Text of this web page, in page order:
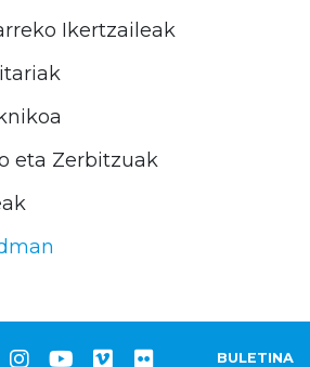
Ikertzaileak
eta Zerbitzuak
BULETINA